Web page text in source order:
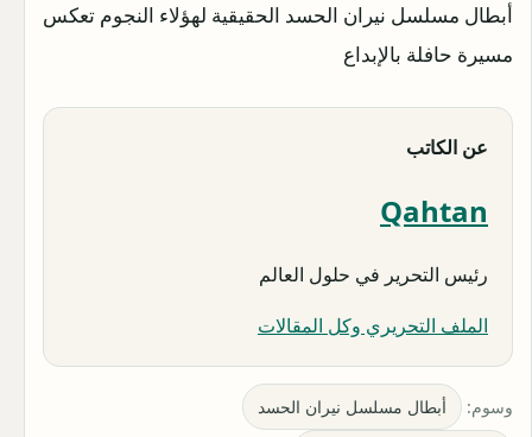
أبطال مسلسل نيران الحسد الحقيقية لهؤلاء النجوم تعكس
مسيرة حافلة بالإبداع
عن الكاتب
Qahtan
رئيس التحرير في حلول العالم
الملف التحريري وكل المقالات
وسوم: أبطال مسلسل نيران الحسد